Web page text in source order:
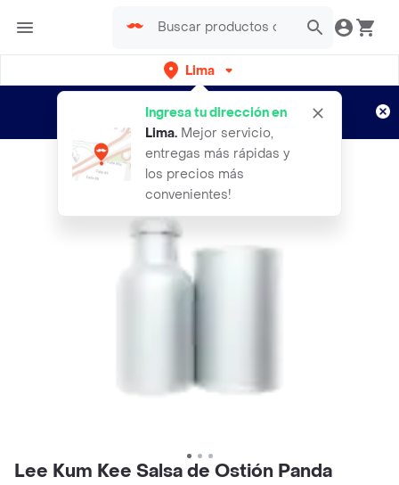
Lima
Ingresa tu dirección en
Lima. Mejor servicio,
entregas más rápidas y
los precios más
convenientes!
envíos gratis por semanas
Aplican TyC
Lee Kum Kee Salsa de Ostión Panda